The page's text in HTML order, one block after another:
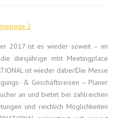
2017 ist es wieder soweit – im
diesjährige mbt Meetingplace
ist wieder dabei!Die Messe
& Geschäftsreisen – Planer
an und bietet bei zahlreichen
und reichlich Möglichkeiten